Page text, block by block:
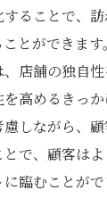
ることで、
とができま
店舗の独自
高めるきっか
しながら、
で、顧客は
臨むことがで